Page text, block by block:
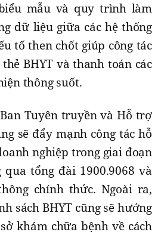
mẫu và quy trình làm
dữ liệu giữa các hệ thống
tố then chốt giúp công tác
BHYT và thanh toán các
thông suốt.
Tuyên truyền và Hỗ trợ
sẽ đẩy mạnh công tác hỗ
nghiệp trong giai đoạn
tổng đài 1900.9068 và
chính thức. Ngoài ra,
sách BHYT cũng sẽ hướng
khám chữa bệnh về cách